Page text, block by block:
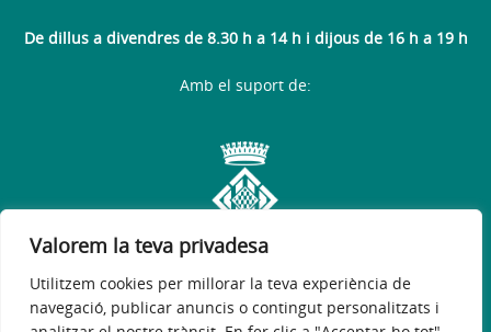
Valorem la teva privadesa
Utilitzem cookies per millorar la teva experiència de
navegació, publicar anuncis o contingut personalitzats i
De dillus a divendres de 8.30 h a 14 h i dijous de 16 h a 19 h
Amb el suport de: